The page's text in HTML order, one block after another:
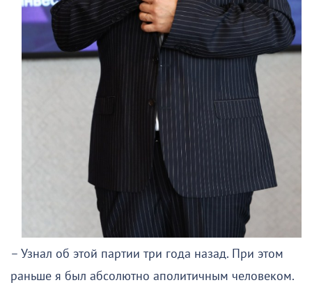
– Узнал об этой партии три года назад. При этом
раньше я был абсолютно аполитичным человеком.